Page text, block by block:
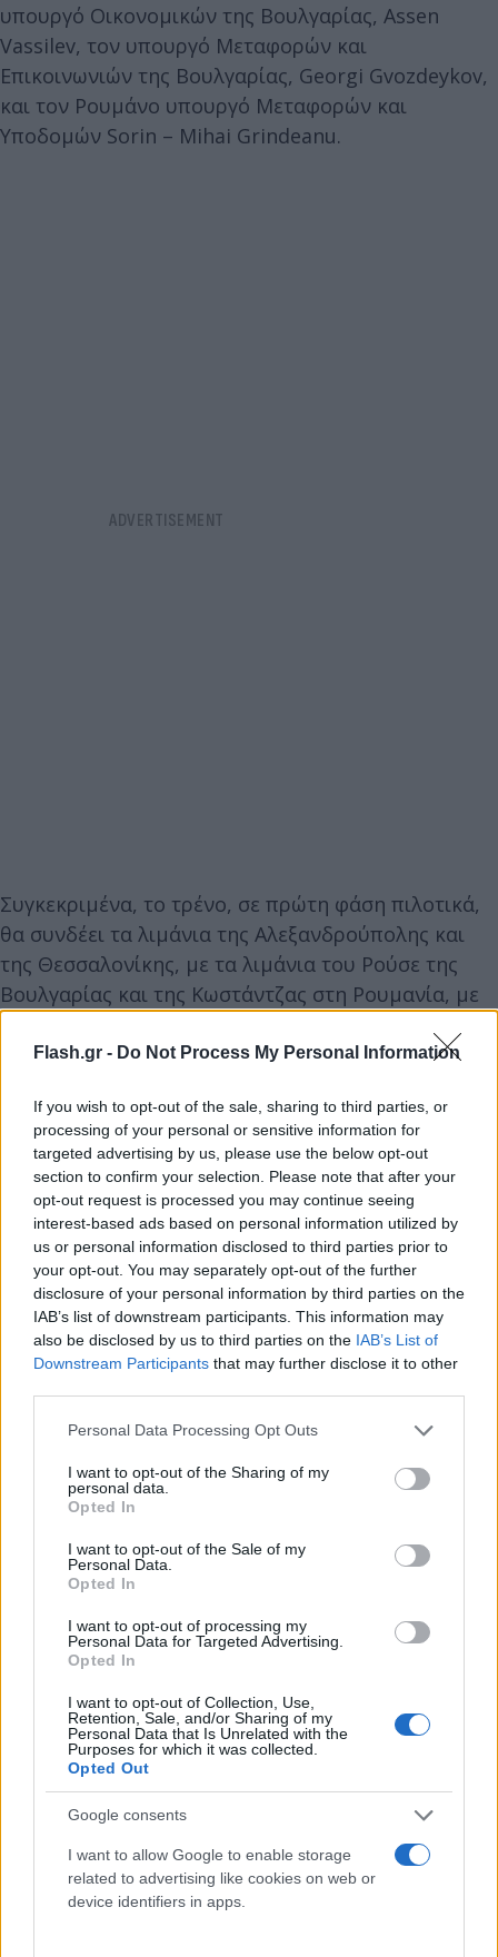
Flash.gr - Do Not Process My Personal Information
If you wish to opt-out of the sale, sharing to third parties, or
processing of your personal or sensitive information for
targeted advertising by us, please use the below opt-out
section to confirm your selection. Please note that after your
opt-out request is processed you may continue seeing
interest-based ads based on personal information utilized by
us or personal information disclosed to third parties prior to
your opt-out. You may separately opt-out of the further
disclosure of your personal information by third parties on the
IAB’s list of downstream participants. This information may
also be disclosed by us to third parties on the IAB’s List of
Downstream Participants that may further disclose it to other
Please note that this website/app uses one or more Google
not limited to your visit or usage behaviour. You may click to
grant or deny consent to Google and its third-party tags to
use your data for below specified purposes in below Google
consent section.
Personal Data Processing Opt Outs
I want to opt-out of the Sharing of my
personal data.
Opted In
I want to opt-out of the Sale of my
Personal Data.
Opted In
I want to opt-out of processing my
Personal Data for Targeted Advertising.
Opted In
I want to opt-out of Collection, Use,
Retention, Sale, and/or Sharing of my
Personal Data that Is Unrelated with the
Purposes for which it was collected.
Opted Out
Google consents
I want to allow Google to enable storage
related to advertising like cookies on web or
device identifiers in apps.
υπουργό Οικονομικών της Βουλγαρίας, Assen
Vassilev, τον υπουργό Μεταφορών και
Επικοινωνιών της Βουλγαρίας, Georgi Gvozdeykov,
και τον Ρουμάνο υπουργό Μεταφορών και
Υποδομών Sorin – Mihai Grindeanu.
Συγκεκριμένα, το τρένο, σε πρώτη φάση πιλοτικά,
θα συνδέει τα λιμάνια της Αλεξανδρούπολης και
της Θεσσαλονίκης, με τα λιμάνια του Ρούσε της
Βουλγαρίας και της Κωστάντζας στη Ρουμανία, με
η Ρωσική εισβολή στην Ουκρανία έχει
δημιουργήσει οικονομικές και ενεργειακές
προκλήσεις, οι οποίες επηρεάζουν σημαντικά την
ακεραιότητα της εφοδιαστικής αλυσίδας, καθώς και
την ενεργειακή ασφάλεια των κρατών, ενώ
προκύπτει σημαντική ανάγκη διαφοροποίησης των
εμπορευματικών διαδρομών και συνδέσεων.